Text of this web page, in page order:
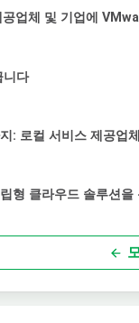
업체 및 기업에
니다
: 로컬 서비스 제공업
형 클라우드 솔루션